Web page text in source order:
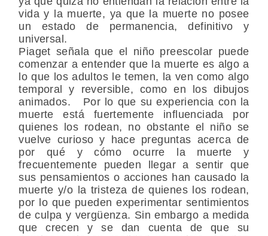
vida y la muerte, ya que la muerte no posee
un estado de permanencia, definitivo y
universal.
Piaget señala que el niño preescolar puede
comenzar a entender que la muerte es algo a
lo que los adultos le temen, la ven como algo
temporal y reversible, como en los dibujos
animados. Por lo que su experiencia con la
muerte está fuertemente influenciada por
quienes los rodean, no obstante el niño se
vuelve curioso y hace preguntas acerca de
por qué y cómo ocurre la muerte y
frecuentemente pueden llegar a sentir que
sus pensamientos o acciones han causado la
muerte y/o la tristeza de quienes los rodean,
por lo que pueden experimentar sentimientos
de culpa y vergüenza. Sin embargo a medida
que crecen y se dan cuenta de que su